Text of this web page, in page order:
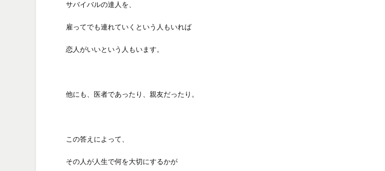
サバイバルの達人を、
雇ってでも連れていくという人もいれば
恋人がいいという人もいます。
他にも、医者であったり、親友だったり。
この答えによって、
その人が人生で何を大切にするかが